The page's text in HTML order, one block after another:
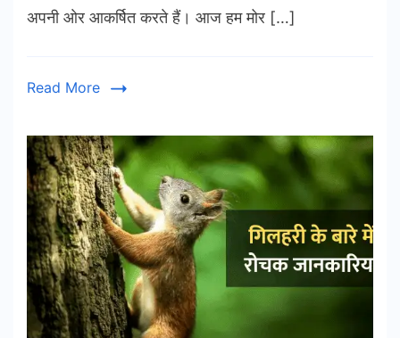
अपनी ओर आकर्षित करते हैं। आज हम मोर […]
Read More